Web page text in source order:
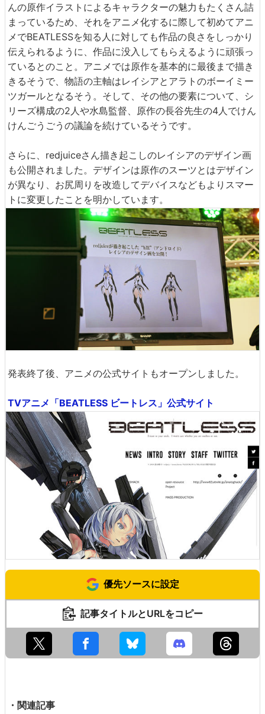
んの原作イラストによるキャラクターの魅力もたくさん詰
まっているため、それをアニメ化するに際して初めてアニ
メでBEATLESSを知る人に対しても作品の良さをしっかり
伝えられるように、作品に没入してもらえるように頑張っ
ているとのこと。アニメでは原作を基本的に最後まで描き
きるそうで、物語の主軸はレイシアとアラトのボーイミー
ツガールとなるそう。そして、その他の要素について、シ
リーズ構成の2人や水島監督、原作の長谷先生の4人でけん
けんごうごうの議論を続けているそうです。
さらに、redjuiceさん描き起こしのレイシアのデザイン画
も公開されました。デザインは原作のスーツとはデザイン
が異なり、お尻周りを改造してデバイスなどもよりスマー
トに変更したことを明かしています。
発表終了後、アニメの公式サイトもオープンしました。
TVアニメ「BEATLESS ビートレス」公式サイト
優先ソースに設定
記事タイトルとURLをコピー
・関連記事